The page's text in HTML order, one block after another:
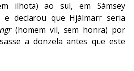
ilhota) ao sul, em Sámsey
e declarou que Hjálmarr seria
(homem vil, sem honra) por
a donzela antes que este